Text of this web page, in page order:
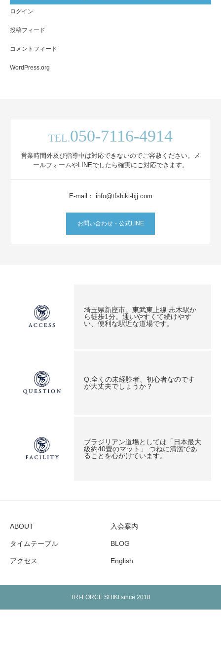
体験実施中！
ログイン
投稿フィード
コメントフィード
WordPress.org
TEL.050-7116-4914
営業時間外及び指導中は対応できないのでご容赦ください。メ
ールフォームやLINEでしたら確実にご対応できます。
E-mail： info@tfshiki-bjj.com
お問い合わせ・公式LINE
埼玉県新座市、東武東上線 志木駅か
ら徒歩1分。通いやすくて続けやす
い、便利な駅近な道場です。
Q.全くの未経験者、初心者なのです
が大丈夫でしょうか？
ブラジリアン道場としては「日本最大
級約40畳のマット」 つねに清潔であ
ることを心がけています。
ABOUT 入会案内
タイムテーブル BLOG
アクセス English
TRI-FORCE SHIKI since 2018